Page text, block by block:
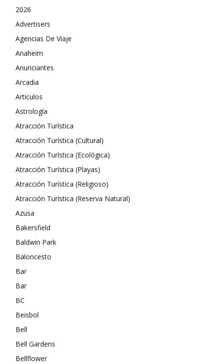
2026
Advertisers
Agencias De Viaje
Anaheim
Anunciantes
Arcadia
Artículos
Astrología
Atracción Turística
Atracción Turística (Cultural)
Atracción Turística (Ecológica)
Atracción Turística (Playas)
Atracción Turística (Religioso)
Atracción Turística (Reserva Natural)
Azusa
Bakersfield
Baldwin Park
Baloncesto
Bar
Bar
BC
Beisbol
Bell
Bell Gardens
Bellflower